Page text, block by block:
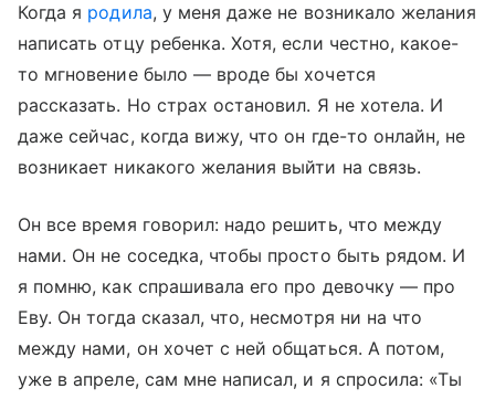
Когда я родила, у меня даже не возникало желания
написать отцу ребенка. Хотя, если честно, какое-
то мгновение было — вроде бы хочется
рассказать. Но страх остановил. Я не хотела. И
даже сейчас, когда вижу, что он где-то онлайн, не
возникает никакого желания выйти на связь.
Он все время говорил: надо решить, что между
нами. Он не соседка, чтобы просто быть рядом. И
я помню, как спрашивала его про девочку — про
Еву. Он тогда сказал, что, несмотря ни на что
между нами, он хочет с ней общаться. А потом,
уже в апреле, сам мне написал, и я спросила: «Ты